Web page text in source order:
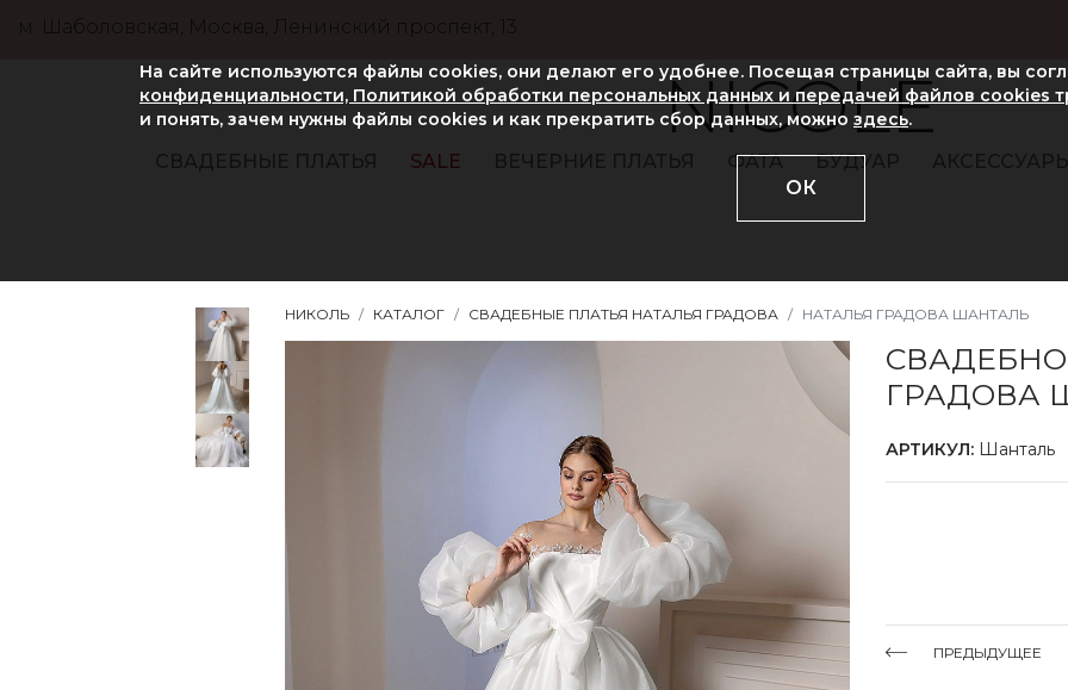
м. Шаболовская, Москва, Ленинский проспект, 13
NICOLE
СВАДЕБНЫЕ ПЛАТЬЯ SALE ВЕЧЕРНИЕ ПЛАТЬЯ ФАТА БУДУАР
НИКОЛЬ КАТАЛОГ СВАДЕБНЫЕ ПЛАТЬЯ НАТАЛЬЯ ГРАДОВА НАТАЛЬЯ ГРАДОВА ШАНТАЛЬ
ГРАДОВА
АРТИКУЛ: Шанталь
ПРЕДЫДУЩЕЕ
На сайте используются файлы cookies, они делают его удобнее. Посещая страницы сайта, вы
конфиденциальности, Политикой обработки персональных данных и передачей файлов cookies
и понять, зачем нужны файлы сookies и как прекратить сбор данных, можно здесь.
ОК